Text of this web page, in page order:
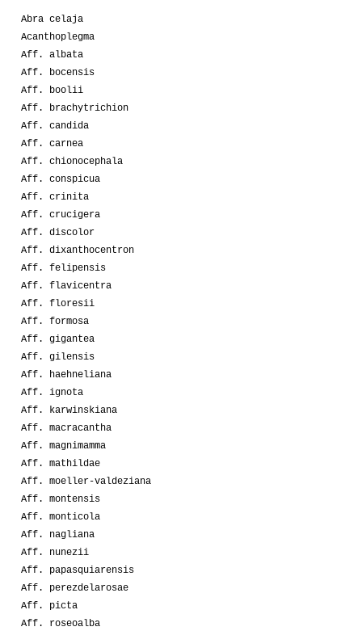
Abra celaja
Acanthoplegma
Aff. albata
Aff. bocensis
Aff. boolii
Aff. brachytrichion
Aff. candida
Aff. carnea
Aff. chionocephala
Aff. conspicua
Aff. crinita
Aff. crucigera
Aff. discolor
Aff. dixanthocentron
Aff. felipensis
Aff. flavicentra
Aff. floresii
Aff. formosa
Aff. gigantea
Aff. gilensis
Aff. haehneliana
Aff. ignota
Aff. karwinskiana
Aff. macracantha
Aff. magnimamma
Aff. mathildae
Aff. moeller-valdeziana
Aff. montensis
Aff. monticola
Aff. nagliana
Aff. nunezii
Aff. papasquiarensis
Aff. perezdelarosae
Aff. picta
Aff. roseoalba